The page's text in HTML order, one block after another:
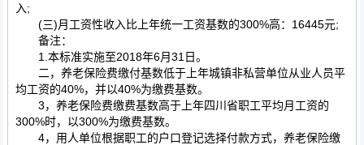
入;
(三)月工资性收入比上年统一工资基数的300%高：16445元;
备注：
1.本标准实施至2018年6月31日。
二，养老保险费缴付基数低于上年城镇非私营单位从业人员平
均工资的40%，并以40%为缴费基数。
3，养老保险费缴费基数高于上年四川省职工平均月工资的
300%时，以300%为缴费基数。
4，用人单位根据职工的户口登记选择付款方式，养老保险缴